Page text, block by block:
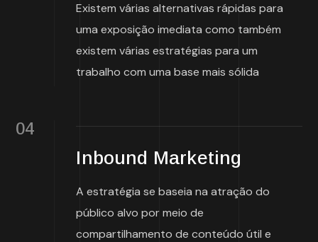
Existem várias alternativas rápidas para
uma exposição imediata como também
existem várias estratégias para um
trabalho com uma base mais sólida
04
Inbound Marketing
A estratégia se baseia na atração do
público alvo por meio de
compartilhamento de conteúdo útil e